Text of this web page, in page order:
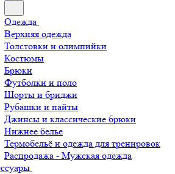
Одежда
Верхняя одежда
Толстовки и олимпийки
Костюмы
Брюки
Футболки и поло
Шорты и бриджи
Рубашки и пайты
Джинсы и классические брюки
Нижнее белье
Термобельё и одежда для тренировок
Распродажа - Мужская одежда